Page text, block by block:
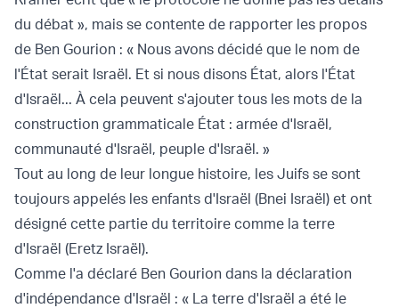
du débat », mais se contente de rapporter les propos
de Ben Gourion : « Nous avons décidé que le nom de
l'État serait Israël. Et si nous disons État, alors l'État
d'Israël... À cela peuvent s'ajouter tous les mots de la
construction grammaticale État : armée d'Israël,
communauté d'Israël, peuple d'Israël. »
Tout au long de leur longue histoire, les Juifs se sont
toujours appelés les enfants d'Israël (Bnei Israël) et ont
désigné cette partie du territoire comme la terre
d'Israël (Eretz Israël).
Comme l'a déclaré Ben Gourion dans la déclaration
d'indépendance d'Israël : « La terre d'Israël a été le